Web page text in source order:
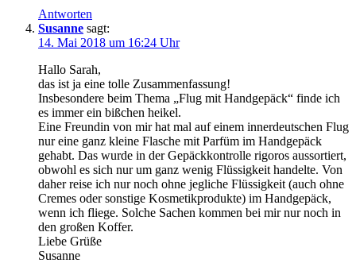
Antworten
Susanne sagt:
14. Mai 2018 um 16:24 Uhr
Hallo Sarah,
das ist ja eine tolle Zusammenfassung!
Insbesondere beim Thema „Flug mit Handgepäck“ finde ich
es immer ein bißchen heikel.
Eine Freundin von mir hat mal auf einem innerdeutschen Flug
nur eine ganz kleine Flasche mit Parfüm im Handgepäck
gehabt. Das wurde in der Gepäckkontrolle rigoros aussortiert,
obwohl es sich nur um ganz wenig Flüssigkeit handelte. Von
daher reise ich nur noch ohne jegliche Flüssigkeit (auch ohne
Cremes oder sonstige Kosmetikprodukte) im Handgepäck,
wenn ich fliege. Solche Sachen kommen bei mir nur noch in
den großen Koffer.
Liebe Grüße
Susanne